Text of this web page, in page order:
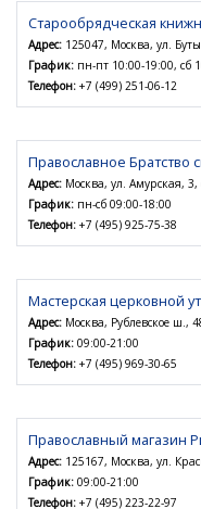
Старообрядческая
Адрес: 125047, Москва, ул.
График: пн-пт 10:00-19:00, сб
Телефон: +7 (499) 251-06-12
Православное Братство
Адрес: Москва, ул. Амурская, 3,
График: пн-сб 09:00-18:00
Телефон: +7 (495) 925-75-38
Мастерская церковной
Адрес: Москва, Рублевское ш.,
График: 09:00-21:00
Телефон: +7 (495) 969-30-65
Православный магазин
Адрес: 125167, Москва, ул.
График: 09:00-21:00
Телефон: +7 (495) 223-22-97